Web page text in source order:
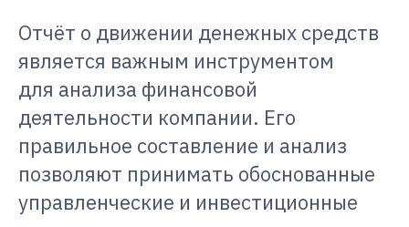
Отчёт о движении денежных средств
является важным инструментом
для анализа финансовой
деятельности компании. Его
правильное составление и анализ
позволяют принимать обоснованные
управленческие и инвестиционные